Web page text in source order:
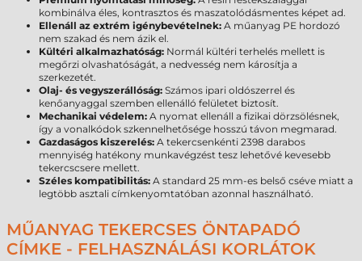
kombinálva éles, kontrasztos és maszatolódásmentes képet ad.
Ellenáll az extrém igénybevételnek: A műanyag PE hordozó
nem szakad és nem ázik el.
Kültéri alkalmazhatóság: Normál kültéri terhelés mellett is
megőrzi olvashatóságát, a nedvesség nem károsítja a
szerkezetét.
Olaj- és vegyszerállóság: Számos ipari oldószerrel és
kenőanyaggal szemben ellenálló felületet biztosít.
Mechanikai védelem: A nyomat ellenáll a fizikai dörzsölésnek,
így a vonalkódok szkennelhetősége hosszú távon megmarad.
Gazdaságos kiszerelés: A tekercsenkénti 2398 darabos
mennyiség hatékony munkavégzést tesz lehetővé kevesebb
tekercscsere mellett.
Széles kompatibilitás: A standard 25 mm-es belső cséve miatt a
legtöbb asztali címkenyomtatóban azonnal használható.
MŰANYAG TEKERCSES ÖNTAPADÓ
CÍMKE - FELHASZNÁLÁSI KORLÁTOK